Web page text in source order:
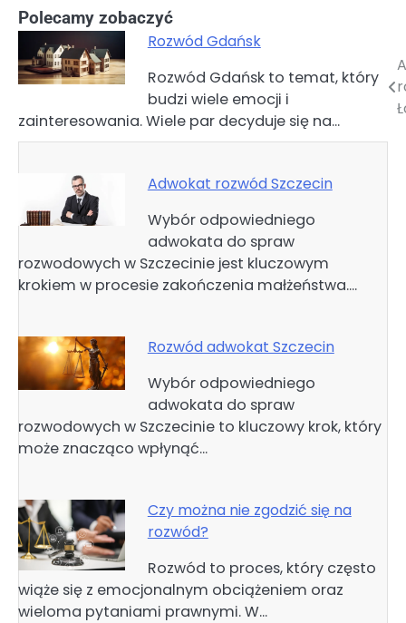
Polecamy zobaczyć
Rozwód Gdańsk
Rozwód Gdańsk to temat, który
budzi wiele emocji i
zainteresowania. Wiele par decyduje się na…
Adwokat rozwód Szczecin
Wybór odpowiedniego
adwokata do spraw
rozwodowych w Szczecinie jest kluczowym
krokiem w procesie zakończenia małżeństwa.…
Rozwód adwokat Szczecin
Wybór odpowiedniego
adwokata do spraw
rozwodowych w Szczecinie to kluczowy krok, który
może znacząco wpłynąć…
Czy można nie zgodzić się na
rozwód?
Rozwód to proces, który często
wiąże się z emocjonalnym obciążeniem oraz
wieloma pytaniami prawnymi. W…
Nawigacja